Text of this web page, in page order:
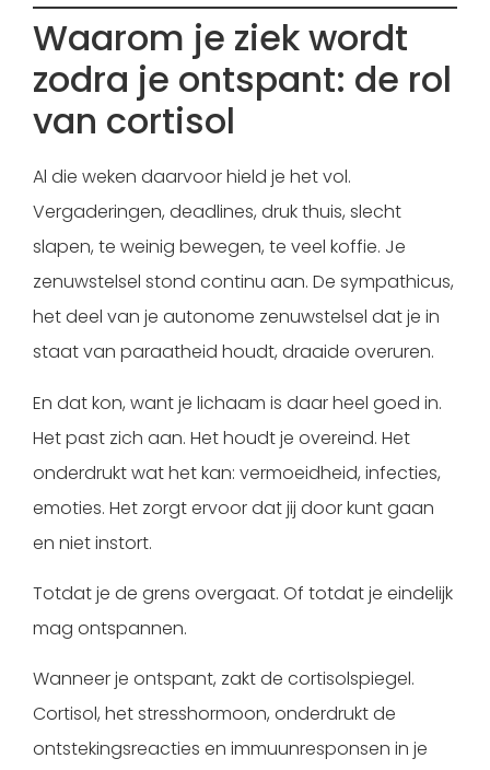
Waarom je ziek wordt
zodra je ontspant: de rol
van cortisol
Al die weken daarvoor hield je het vol.
Vergaderingen, deadlines, druk thuis, slecht
slapen, te weinig bewegen, te veel koffie. Je
zenuwstelsel stond continu aan. De sympathicus,
het deel van je autonome zenuwstelsel dat je in
staat van paraatheid houdt, draaide overuren.
En dat kon, want je lichaam is daar heel goed in.
Het past zich aan. Het houdt je overeind. Het
onderdrukt wat het kan: vermoeidheid, infecties,
emoties. Het zorgt ervoor dat jij door kunt gaan
en niet instort.
Totdat je de grens overgaat. Of totdat je eindelijk
mag ontspannen.
Wanneer je ontspant, zakt de cortisolspiegel.
Cortisol, het stresshormoon, onderdrukt de
ontstekingsreacties en immuunresponsen in je